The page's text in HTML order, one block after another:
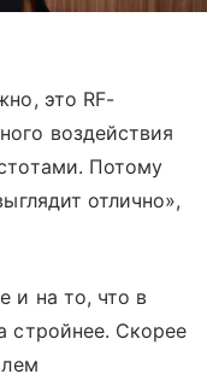
это RF-
воздействия
Потому
отлично»,
и на то, что в
стройнее. Скорее